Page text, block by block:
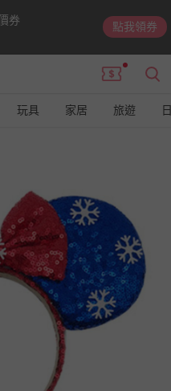
券
點我領券
玩具 家居 旅遊